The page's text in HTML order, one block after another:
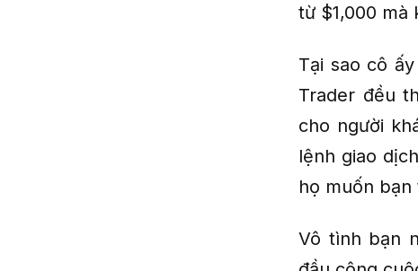
từ $1,000 mà
Tại sao cô
Trader đều
cho người
lệnh giao
họ muốn
Vô tình bạn